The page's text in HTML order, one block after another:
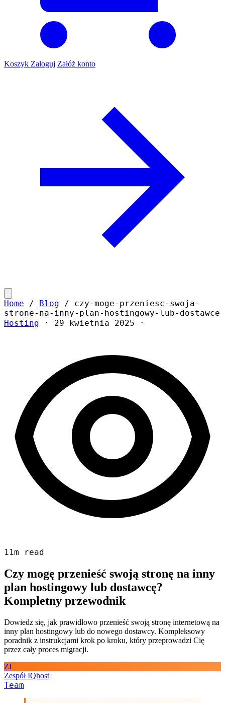
Koszyk Zaloguj Załóż konto
Home / Blog /
czy-moge-przeniesc-swoja-
strone-na-inny-plan-hostingowy-lub-dostawce
Hosting
· 29 kwietnia 2025 ·
11m read
Czy mogę przenieść swoją stronę na inny
plan hostingowy lub dostawcę?
Kompletny przewodnik
Dowiedz się, jak prawidłowo przenieść swoją stronę internetową na
inny plan hostingowy lub do nowego dostawcy. Kompleksowy
poradnik z instrukcjami krok po kroku, który przeprowadzi Cię
przez cały proces migracji.
ZI
Zespół IQhost
Team